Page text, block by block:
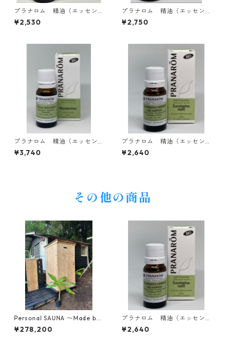
プラナロム 精油（エッセン
シャルオイル） オレンジス
イート 10ml
¥2,530
プラナロム 精油（エッセン
シャルオイル）BIO クロー
ブ 10ml
¥2,750
プラナロム 精油（エッセン
シャルオイル）BIOマンダリ
ン 10ml
¥3,740
プラナロム 精油（エッセン
シャルオイル）BIO ユーカリ
ラディアタ 10ml
¥2,640
その他の商品
Personal SAUNA 〜Made by
Burns〜 1~2人用 奥行90c
mモデル パーソナルサウ
¥278,200
プラナロム 精油（エッセン
シャルオイル）BIO ユーカリ
ラディアタ 10ml
¥2,640